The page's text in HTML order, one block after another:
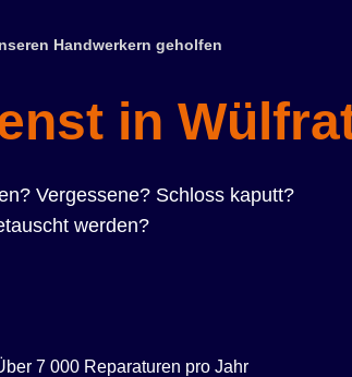
Handwerkern geholfen
in
Vergessene? Schloss kaputt?
werden?
7 000 Reparaturen pro Jahr